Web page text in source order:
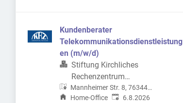
Kundenberater
Telekommunikationsdienstleistung
en (m/w/d)
Stiftung Kirchliches
Rechenzentrum
Südwestdeutschland
Mannheimer Str. 8, 76344
Eggenstein-Leopoldshafen,
Home-Office Veröffentlicht
6.8.2026